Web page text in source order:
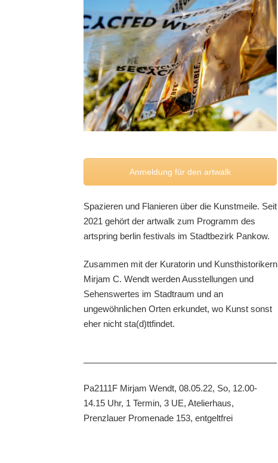
Anmeldung für den artwalk
Spazieren und Flanieren über die Kunstmeile. Seit
2021 gehört der artwalk zum Programm des
artspring berlin festivals im Stadtbezirk Pankow.
Zusammen mit der Kuratorin und Kunsthistorikern
Mirjam C. Wendt werden Ausstellungen und
Sehenswertes im Stadtraum und an
ungewöhnlichen Orten erkundet, wo Kunst sonst
eher nicht sta(d)ttfindet.
Pa2111F Mirjam Wendt, 08.05.22, So, 12.00-
14.15 Uhr, 1 Termin, 3 UE, Atelierhaus,
Prenzlauer Promenade 153, entgeltfrei